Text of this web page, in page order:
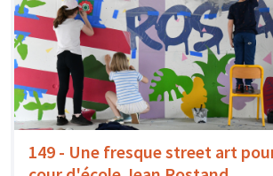
149 - Une fresque street art